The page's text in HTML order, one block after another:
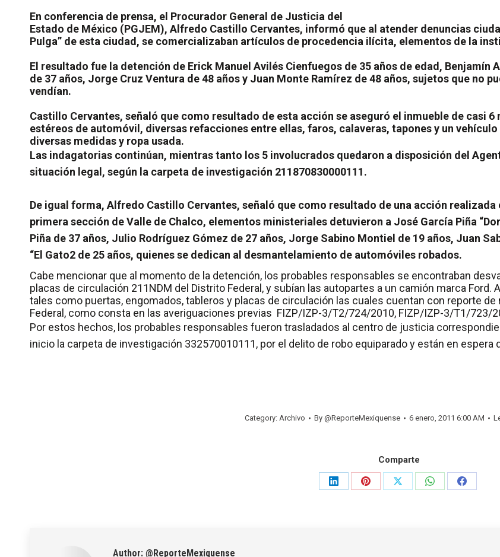
En conferencia de prensa, el Procurador General de Justicia del
Estado de México (PGJEM), Alfredo Castillo Cervantes, informó que al atender denuncias
Pulga” de esta ciudad, se comercializaban artículos de procedencia ilícita, elementos de la
El resultado fue la detención de Erick Manuel Avilés Cienfuegos de 35 años de edad, Benjamín
de 37 años, Jorge Cruz Ventura de 48 años y Juan Monte Ramírez de 48 años, sujetos que no
vendían.
Castillo Cervantes, señaló que como resultado de esta acción se aseguró el inmueble de casi
estéreos de automóvil, diversas refacciones entre ellas, faros, calaveras, tapones y un
diversas medidas y ropa usada.
Las indagatorias continúan, mientras tanto los 5 involucrados quedaron a disposición del
situación legal, según la carpeta de investigación 211870830000111.
De igual forma, Alfredo Castillo Cervantes, señaló que como resultado de una acción
primera sección de Valle de Chalco, elementos ministeriales detuvieron a José García Piña
Piña de 37 años, Julio Rodríguez Gómez de 27 años, Jorge Sabino Montiel de 19 años, Juan
“El Gato2 de 25 años, quienes se dedican al desmantelamiento de automóviles robados.
Cabe mencionar que al momento de la detención, los probables responsables se encontraban
placas de circulación 211NDM del Distrito Federal, y subían las autopartes a un camión marca
tales como puertas, engomados, tableros y placas de circulación las cuales cuentan con reporte
Federal, como consta en las averiguaciones previas FIZP/IZP-3/T2/724/2010, FIZP/IZP-3/T1/723/
Por estos hechos, los probables responsables fueron trasladados al centro de justicia
inicio la carpeta de investigación 332570010111, por el delito de robo equiparado y están en espera
Category: Archivo By @ReporteMexiquense 6 enero, 2011 6:00 AM
Comparte
Share
Share
Share
Share
Share
Author: @ReporteMexiquense